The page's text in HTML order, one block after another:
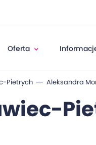
Oferta
Pietrych Aleksandra